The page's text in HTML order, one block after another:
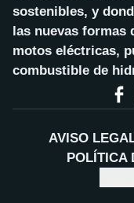
sostenibles, y
las nuevas formas
motos eléctricas,
combustible de
AVISO
POLÍTICA